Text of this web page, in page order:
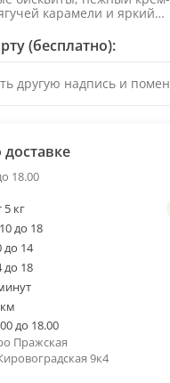
карамели и яркий
тягучей карамели, не
шанса остаться
(бесплатно):
18.00
кг
до 18
до 14
до 18
до 18.00
Пражская
9к4